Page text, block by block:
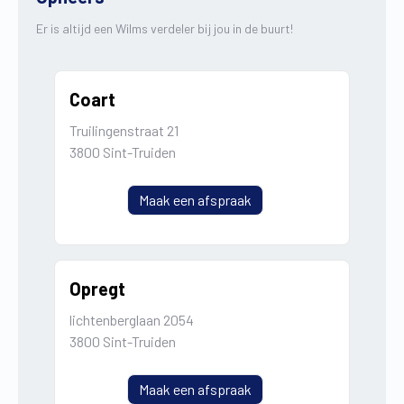
Er is altijd een Wilms verdeler bij jou in de buurt!
Coart
Truilingenstraat 21
3800 Sint-Truiden
Maak een afspraak
Opregt
lichtenberglaan 2054
3800 Sint-Truiden
Maak een afspraak